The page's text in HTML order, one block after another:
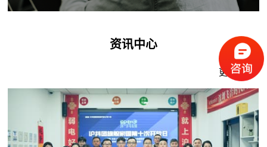
上网体验。
飞音三大管理平台，包括FRPS重定向服务器、FACS云网管平
台、FDC本地管理工具，面向飞音合作伙伴默认免费开通，满
作效率，提供高效的服务支持。
查看更多
资讯中心
更多资讯+